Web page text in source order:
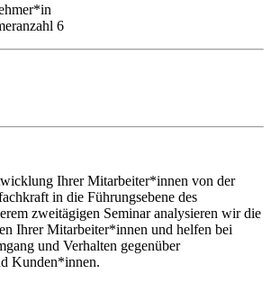
6
Ihrer Mitarbeiter*innen von der
in die Führungsebene des
zweitägigen Seminar analysieren wir die
Ihrer Mitarbeiter*innen und helfen bei
und Verhalten gegenüber
Kunden*innen.